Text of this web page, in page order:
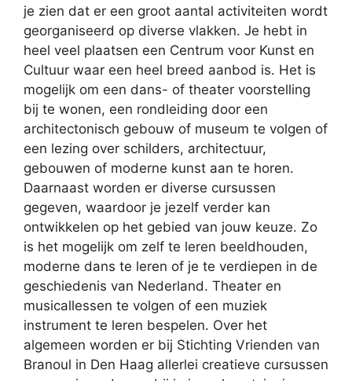
je zien dat er een groot aantal activiteiten wordt
georganiseerd op diverse vlakken. Je hebt in
heel veel plaatsen een Centrum voor Kunst en
Cultuur waar een heel breed aanbod is. Het is
mogelijk om een dans- of theater voorstelling
bij te wonen, een rondleiding door een
architectonisch gebouw of museum te volgen of
een lezing over schilders, architectuur,
gebouwen of moderne kunst aan te horen.
Daarnaast worden er diverse cursussen
gegeven, waardoor je jezelf verder kan
ontwikkelen op het gebied van jouw keuze. Zo
is het mogelijk om zelf te leren beeldhouden,
moderne dans te leren of je te verdiepen in de
geschiedenis van Nederland. Theater en
musicallessen te volgen of een muziek
instrument te leren bespelen. Over het
algemeen worden er bij Stichting Vrienden van
Branoul in Den Haag allerlei creatieve cursussen